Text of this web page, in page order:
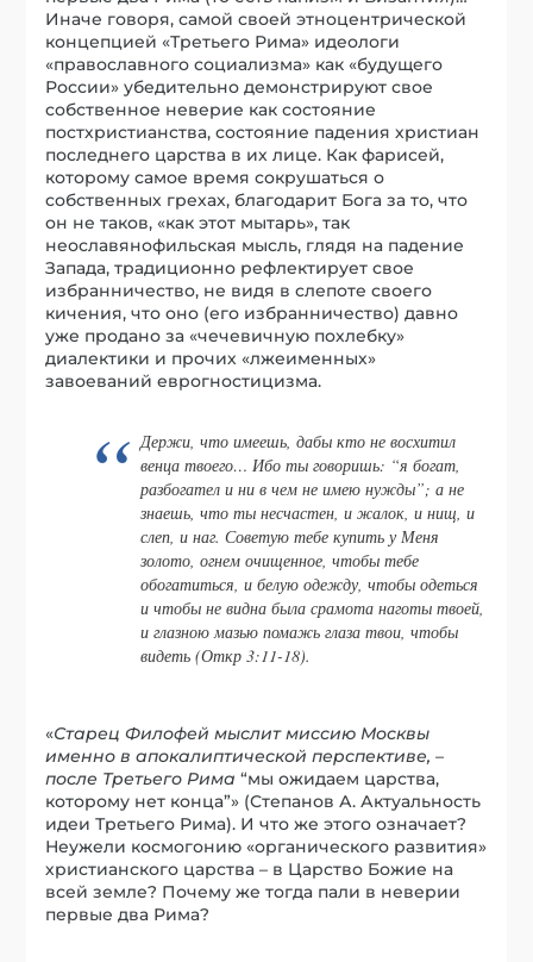
Иначе говоря, самой своей этноцентрической
концепцией «Третьего Рима» идеологи
«православного социализма» как «будущего
России» убедительно демонстрируют свое
собственное неверие как состояние
постхристианства, состояние падения христиан
последнего царства в их лице. Как фарисей,
которому самое время сокрушаться о
собственных грехах, благодарит Бога за то, что
он не таков, «как этот мытарь», так
неославянофильская мысль, глядя на падение
Запада, традиционно рефлектирует свое
избранничество, не видя в слепоте своего
кичения, что оно (его избранничество) давно
уже продано за «чечевичную похлебку»
диалектики и прочих «лжеименных»
завоеваний еврогностицизма.
Держи, что имеешь, дабы кто не восхитил
венца твоего… Ибо ты говоришь: “я богат,
разбогател и ни в чем не имею нужды”; а не
знаешь, что ты несчастен, и жалок, и нищ, и
слеп, и наг. Советую тебе купить у Меня
золото, огнем очищенное, чтобы тебе
обогатиться, и белую одежду, чтобы одеться
и чтобы не видна была срамота наготы твоей,
и глазною мазью помажь глаза твои, чтобы
видеть (Откр 3:11-18).
«Старец Филофей мыслит миссию Москвы
именно в апокалиптической перспективе, –
после Третьего Рима “мы ожидаем царства,
которому нет конца”» (Степанов А. Актуальность
идеи Третьего Рима). И что же этого означает?
Неужели космогонию «органического развития»
христианского царства – в Царство Божие на
всей земле? Почему же тогда пали в неверии
первые два Рима?